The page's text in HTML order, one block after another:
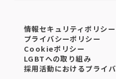
情報セキュリティポリシー
プライバシーポリシー
Cookieポリシー
LGBTへの取り組み
採用活動におけるプライ